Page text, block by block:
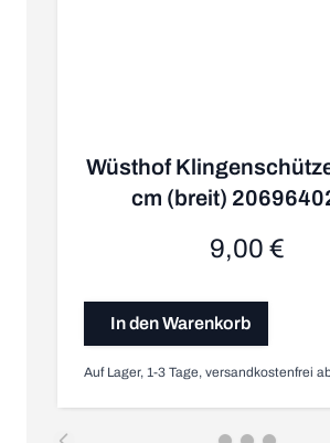
Wüsthof
cm (breit)
9,00 €
In den Warenkorb
Auf Lager, 1-3 Tage, versandkostenfrei